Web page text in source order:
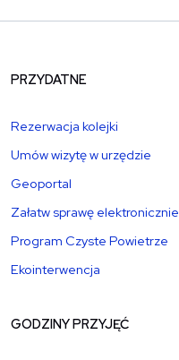
PRZYDATNE
Rezerwacja kolejki
Umów wizytę w urzędzie
Geoportal
Załatw sprawę elektronicznie
Program Czyste Powietrze
Ekointerwencja
GODZINY PRZYJĘĆ